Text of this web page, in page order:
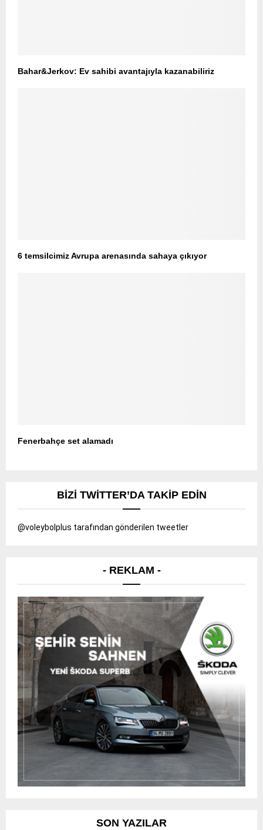
Bahar&Jerkov: Ev sahibi avantajıyla kazanabiliriz
6 temsilcimiz Avrupa arenasında sahaya çıkıyor
Fenerbahçe set alamadı
BIZI TWITTER’DA TAKIP EDIN
@voleybolplus tarafından gönderilen tweetler
- REKLAM -
SON YAZILAR